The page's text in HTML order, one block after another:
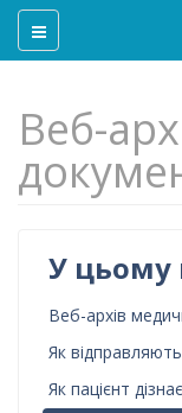
Веб-
У цьому
Веб-архів
Як
Як пацієнт